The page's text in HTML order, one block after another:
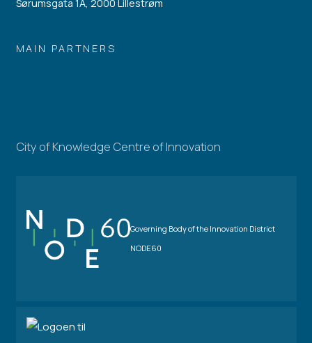
Sørumsgata 1A, 2000 Lillestrøm
MAIN PARTNERS
City of Knowledge Centre of Innovation
Governing Body of the Innovation District
NODE60